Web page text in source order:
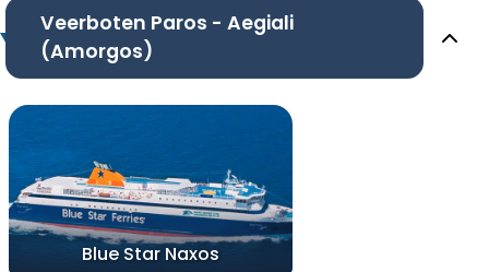
Veerboten Paros - Aegiali
(Amorgos)
Blue Star Naxos